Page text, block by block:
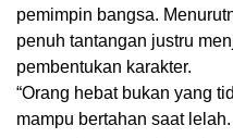
pemimpin bangsa.
penuh tantangan justru
pembentukan karakter.
“Orang hebat bukan yang
mampu bertahan saat